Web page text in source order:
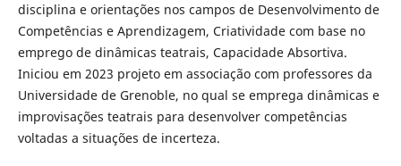
disciplina e orientações nos campos de Desenvolvimento de
Competências e Aprendizagem, Criatividade com base no
emprego de dinâmicas teatrais, Capacidade Absortiva.
Iniciou em 2023 projeto em associação com professores da
Universidade de Grenoble, no qual se emprega dinâmicas e
improvisações teatrais para desenvolver competências
voltadas a situações de incerteza.